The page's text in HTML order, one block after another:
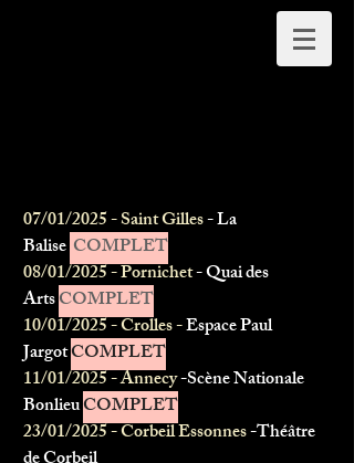
07/01/2025 - Saint Gilles- La
Balise COMPLET
08/01/2025 - Pornichet- Quai des
ArtsCOMPLET
10/01/2025 - Crolles -Espace Paul
JargotCOMPLET
11/01/2025 - Annecy-Scène Nationale
BonlieuCOMPLET
23/01/2025 - Corbeil Essonnes-Théâtre